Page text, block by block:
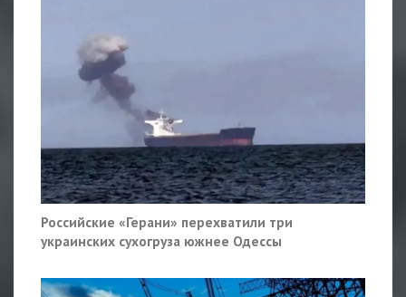
Российские «Герани» перехватили три
украинских сухогруза южнее Одессы